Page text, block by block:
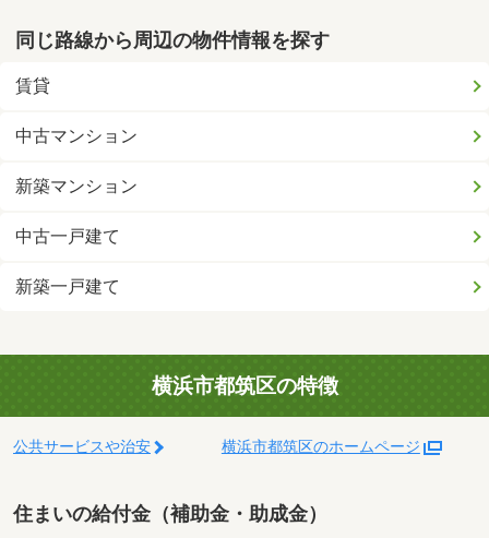
同じ路線から周辺の物件情報を探す
賃貸
中古マンション
新築マンション
中古一戸建て
新築一戸建て
横浜市都筑区の特徴
公共サービスや治安 横浜市都筑区のホームページ
住まいの給付金（補助金・助成金）